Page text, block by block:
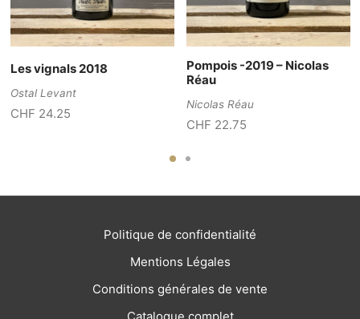
Les vignals 2018
Ostal Levant
CHF 24.25
Pompois -2019 – Nicolas
Réau
Nicolas Réau
CHF 22.75
Politique de confidentialité
Mentions Légales
Conditions générales de vente
Catalogue complet